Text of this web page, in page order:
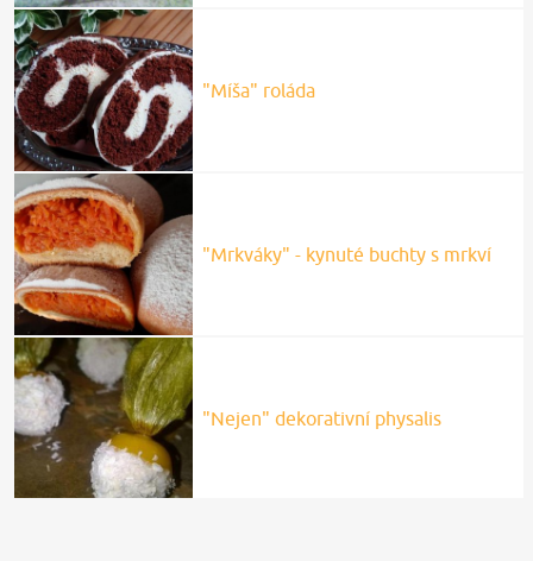
"Míša" roláda
"Mrkváky" - kynuté buchty s mrkví
"Nejen" dekorativní physalis